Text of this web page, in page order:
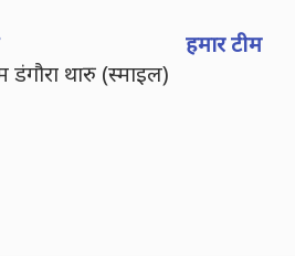
डंगौरा थारु (स्माइल)
हमार टीम